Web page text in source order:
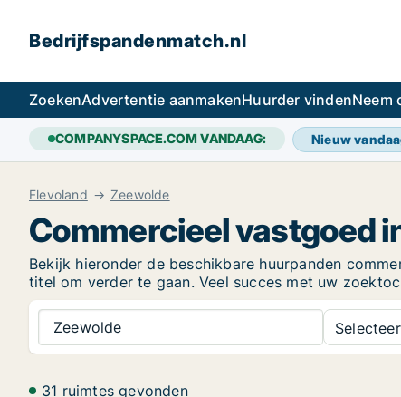
Bedrijfspandenmatch.nl
ZoekenAdvertentie aanmakenHuurder vindenNeem
COMPANYSPACE.COM VANDAAG: Nieuw
Flevoland Zeewolde
Commercieel vastgoed
Bekijk hieronder de beschikbare huurpanden
titel om verder te gaan. Veel succes met uw
Zeewolde
31 ruimtes gevonden